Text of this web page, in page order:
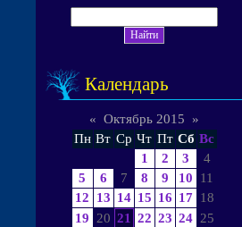
Календарь
« Октябрь 2015
»
Пн Вт Ср Чт Пт Сб Вс
1
2 3
4
5
6 7 8 9 10
11
12
13 14 15 16 17 18
19
20 21 22 23 24 25